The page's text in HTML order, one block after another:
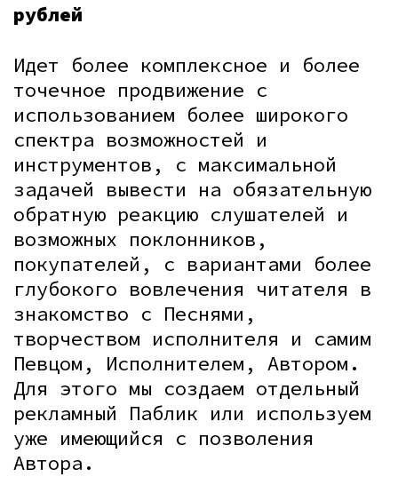
рублей
Идет более комплексное и более
точечное продвижение с
использованием более широкого
спектра возможностей и
инструментов, с максимальной
задачей вывести на обязательную
обратную реакцию слушателей и
возможных поклонников,
покупателей, с вариантами более
глубокого вовлечения читателя в
знакомство с Песнями,
творчеством исполнителя и самим
Певцом, Исполнителем, Автором.
Для этого мы создаем отдельный
рекламный Паблик или используем
уже имеющийся с позволения
Автора.